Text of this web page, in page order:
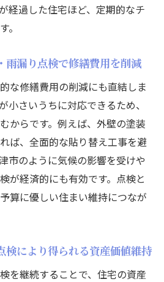
経過した住宅ほど、定期的なチ
。
雨漏り点検で修繕費用を削減
な修繕費用の削減にも直結しま
小さいうちに対応できるため、
からです。例えば、外壁の塗装
ば、全面的な貼り替え工事を避
市のように気候の影響を受けや
が経済的にも有効です。点検と
算に優しい住まい維持につなが
検により得られる資産価値維持
を継続することで、住宅の資産